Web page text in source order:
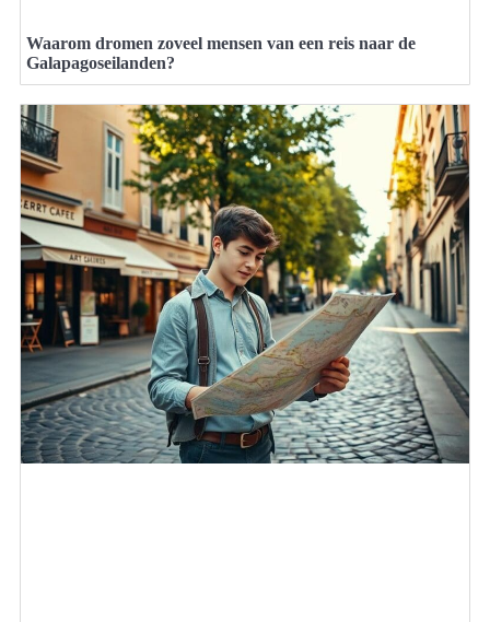
Waarom dromen zoveel mensen van een reis naar de
Galapagoseilanden?